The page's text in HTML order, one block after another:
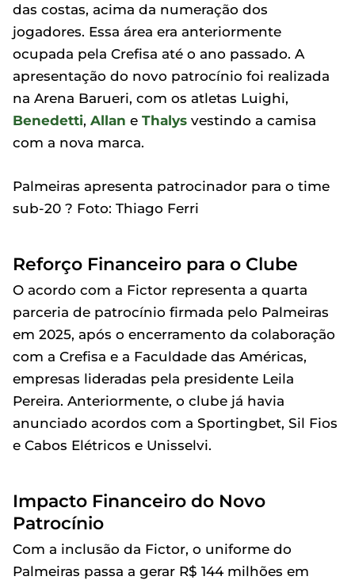
das costas, acima da numeração dos
jogadores. Essa área era anteriormente
ocupada pela Crefisa até o ano passado. A
apresentação do novo patrocínio foi realizada
na Arena Barueri, com os atletas Luighi,
Benedetti, Allan e Thalys vestindo a camisa
com a nova marca.
Palmeiras apresenta patrocinador para o time
sub-20 ? Foto: Thiago Ferri
Reforço Financeiro para o Clube
O acordo com a Fictor representa a quarta
parceria de patrocínio firmada pelo Palmeiras
em 2025, após o encerramento da colaboração
com a Crefisa e a Faculdade das Américas,
empresas lideradas pela presidente Leila
Pereira. Anteriormente, o clube já havia
anunciado acordos com a Sportingbet, Sil Fios
e Cabos Elétricos e Unisselvi.
Impacto Financeiro do Novo
Patrocínio
Com a inclusão da Fictor, o uniforme do
Palmeiras passa a gerar R$ 144 milhões em